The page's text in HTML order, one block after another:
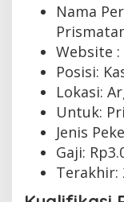
Nama
Website :
Posisi:
Lokasi:
Untuk:
Jenis
Gaji: Rp
Terakhir: